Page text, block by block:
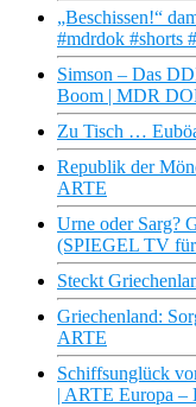
„Beschissen!“
#mdrdok #shorts
Simson – Das
Boom | MDR
Zu Tisch …
Republik der
ARTE
Urne oder Sarg?
(SPIEGEL TV
Steckt
Griechenland:
ARTE
Schiffsunglück
| ARTE Europa –